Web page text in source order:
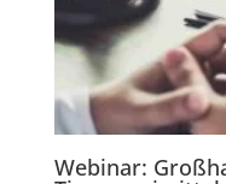
Webinar: